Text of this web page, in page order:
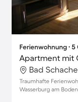
Ferienwohnung ∙
Traumhafte
Wasserburg am